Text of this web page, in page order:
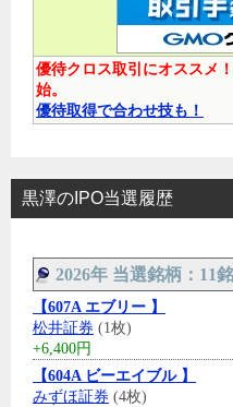
優待クロス取引にオススメ
始。
優待取得で合わせ技も！
黒澤のIPO当選履歴
2026年 当選銘柄：11
【607A エブリー 】
松井証券 (1枚)
+6,400円
【604A ビーエイブル 】
みずほ証券 (4枚)